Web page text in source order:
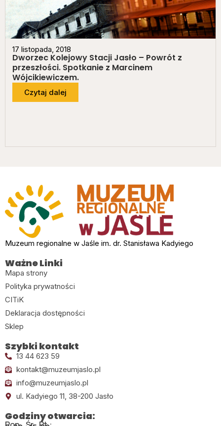
17 listopada, 2018
Dworzec Kolejowy Stacji Jasło – Powrót z
przeszłości. Spotkanie z Marcinem
Wójcikiewiczem.
Czytaj dalej
Muzeum regionalne w Jaśle im. dr. Stanisława Kadyiego
Ważne Linki
Mapa strony
Polityka prywatności
CITiK
Deklaracja dostępności
Sklep
Szybki kontakt
13 44 623 59
kontakt@muzeumjaslo.pl
info@muzeumjaslo.pl
ul. Kadyiego 11, 38-200 Jasło
Godziny otwarcia: